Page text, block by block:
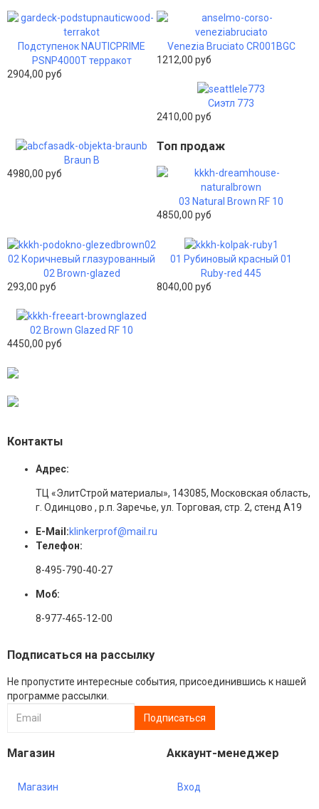
Подступенок NAUTICPRIME
PSNP4000T терракот
2904,00 руб
Venezia Bruciato CR001BGC
1212,00 руб
Сиэтл 773
2410,00 руб
Braun B
4980,00 руб
Топ продаж
03 Natural Brown RF 10
4850,00 руб
02 Коричневый глазурованный
02 Brown-glazed
293,00 руб
01 Рубиновый красный 01
Ruby-red 445
8040,00 руб
02 Brown Glazed RF 10
4450,00 руб
Контакты
Адрес:
ТЦ «ЭлитСтрой материалы», 143085, Московская область,
г. Одинцово , р.п. Заречье, ул. Торговая, стр. 2, стенд А19
E-Mail:klinkerprof@mail.ru
Телефон:
8-495-790-40-27
Моб:
8-977-465-12-00
Подписаться на рассылку
Не пропустите интересные события, присоединившись к нашей
программе рассылки.
Магазин
Магазин
Аккаунт-менеджер
Вход